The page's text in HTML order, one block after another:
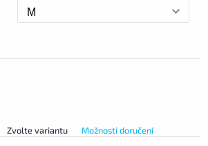
Zvolte variantu Možnosti doručení